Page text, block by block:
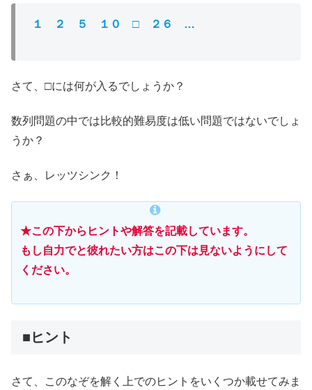
１ ２ ５ １０ □ ２６ …
さて、□には何が入るでしょうか？
数列問題の中では比較的難易度は低い問題ではないでしょ
うか？
さぁ、レッツシンク！
★この下からヒントや解答を記載しています。
もし自力でと彼れたい方はこの下は見ないようにして
ください。
■ヒント
さて、このなぞを解く上でのヒントをいくつか載せてみま